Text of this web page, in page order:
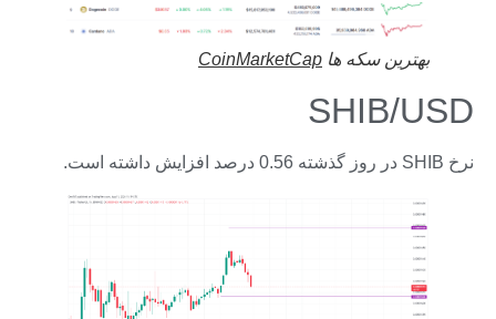
بهترین سکه ها CoinMarketCap
SHIB/USD
نرخ SHIB در روز گذشته 0.56 درصد افزایش داشته است.